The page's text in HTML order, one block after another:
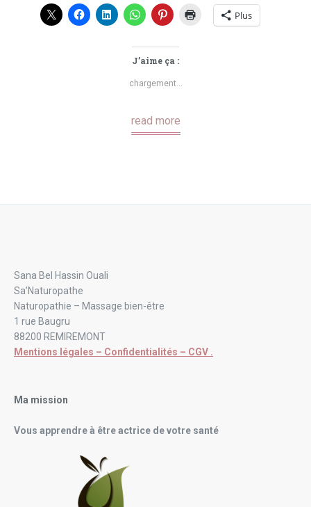
Plus
J’aime ça :
chargement…
read more
Sana Bel Hassin Ouali
Sa’Naturopathe
Naturopathie – Massage bien-être
1 rue Baugru
88200 REMIREMONT
Mentions légales – Confidentialités – CGV .
Ma mission
Vous apprendre à être actrice de votre santé